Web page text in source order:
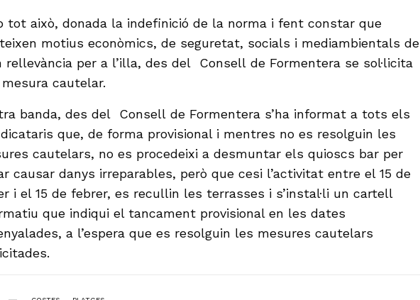
tot això, donada la indefinició de la norma i fent constar que
motius econòmics, de seguretat, socials i mediambientals de
rellevància per a l’illa, des del Consell de Formentera se sol·licita
cautelar.
banda, des del Consell de Formentera s’ha informat a tots els
que, de forma provisional i mentres no es resolguin les
cautelars, no es procedeixi a desmuntar els quioscs bar per
causar danys irreparables, però que cesi l’activitat entre el 15 de
i el 15 de febrer, es recullin les terrasses i s’instal·li un cartell
que indiqui el tancament provisional en les dates
a l’espera que es resolguin les mesures cautelars